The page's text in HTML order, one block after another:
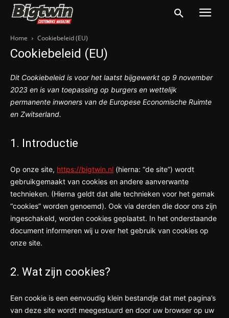
Home Cookiebeleid (EU)
Cookiebeleid (EU)
Dit Cookiebeleid is voor het laatst bijgewerkt op 9 november
2023 en is van toepassing op burgers en wettelijk
permanente inwoners van de Europese Economische Ruimte
en Zwitserland.
1. Introductie
Op onze site, https://bigtwin.nl (hierna: “de site”) wordt
gebruikgemaakt van cookies en andere aanverwante
technieken. (Hierna geldt dat alle technieken voor het gemak
“cookies” worden genoemd). Ook via derden die door ons zijn
ingeschakeld, worden cookies geplaatst. In het onderstaande
document informeren wij u over het gebruik van cookies op
onze site.
2. Wat zijn cookies?
Een cookie is een eenvoudig klein bestandje dat met pagina’s
van deze site wordt meegestuurd en door uw browser op uw